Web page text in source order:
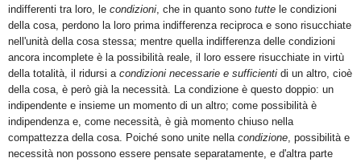
indifferenti tra loro, le condizioni , che in quanto sono tutte le condizioni
della cosa, perdono la loro prima indifferenza reciproca e sono risucchiate
nell'unità della cosa stessa; mentre quella indifferenza delle condizioni
ancora incomplete è la possibilità reale, il loro essere risucchiate in virtù
della totalità, il ridursi a condizioni necessarie e sufficienti di un altro, cioè
della cosa, è però già la necessità. La condizione è questo doppio: un
indipendente e insieme un momento di un altro; come possibilità è
indipendenza e, come necessità, è già momento chiuso nella
compattezza della cosa. Poiché sono unite nella condizione , possibilità e
necessità non possono essere pensate separatamente, e d'altra parte